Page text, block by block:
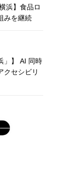
浜】食品ロ
みを継続
」】 AI 同時
クセシビリ